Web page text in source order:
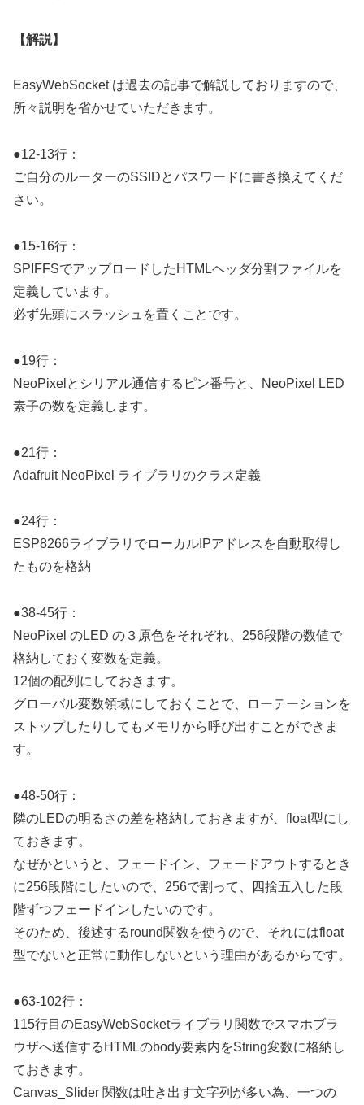
【解説】
EasyWebSocket は過去の記事で解説しておりますので、
所々説明を省かせていただきます。
●12-13行：
ご自分のルーターのSSIDとパスワードに書き換えてくだ
さい。
●15-16行：
SPIFFSでアップロードしたHTMLヘッダ分割ファイルを
定義しています。
必ず先頭にスラッシュを置くことです。
●19行：
NeoPixelとシリアル通信するピン番号と、NeoPixel LED
素子の数を定義します。
●21行：
Adafruit NeoPixel ライブラリのクラス定義
●24行：
ESP8266ライブラリでローカルIPアドレスを自動取得し
たものを格納
●38-45行：
NeoPixel のLED の３原色をそれぞれ、256段階の数値で
格納しておく変数を定義。
12個の配列にしておきます。
グローバル変数領域にしておくことで、ローテーションを
ストップしたりしてもメモリから呼び出すことができま
す。
●48-50行：
隣のLEDの明るさの差を格納しておきますが、float型にし
ておきます。
なぜかというと、フェードイン、フェードアウトするとき
に256段階にしたいので、256で割って、四捨五入した段
階ずつフェードインしたいのです。
そのため、後述するround関数を使うので、それにはfloat
型でないと正常に動作しないという理由があるからです。
●63-102行：
115行目のEasyWebSocketライブラリ関数でスマホブラ
ウザへ送信するHTMLのbody要素内をString変数に格納し
ておきます。
Canvas_Slider 関数は吐き出す文字列が多い為、一つの